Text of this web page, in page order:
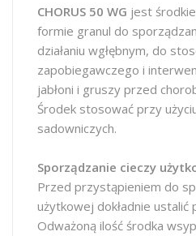
CHORUS 50 WG jest
formie granul do
działaniu wgłębnym, do
zapobiegawczego i
jabłoni i gruszy przed
Środek stosować przy
sadowniczych.
Sporządzanie cieczy
Przed przystąpieniem do
użytkowej dokładnie ustalić
Odważoną ilość środka